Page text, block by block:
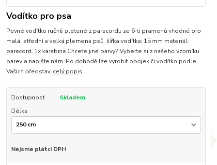
Vodítko pro psa
Pevné vodítko ručně pletené z paracordu ze 6-ti pramenů vhodné pro
malá, střední a velká plemena psů šířka vodítka: 15 mm materiál:
paracord, 1x karabina Chcete jiné barvy? Vyberte si z našeho vzorníku
barev a napište nám. Po dohodě lze vyrobit obojek či vodítko podle
Vašich představ. celý popis
Dostupnost
Skladem
Délka
Nejsme plátci DPH